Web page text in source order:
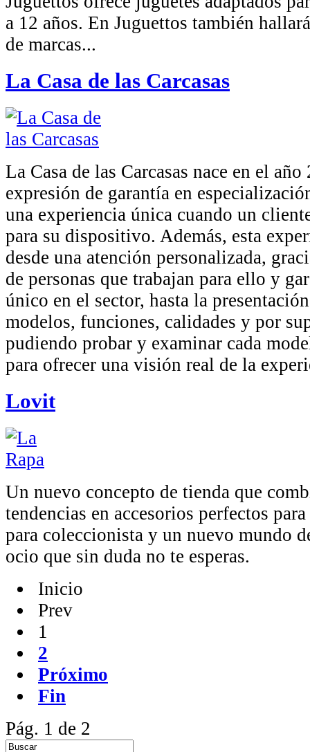
a 12 años. En Juguettos también
de marcas...
La Casa de las Carcasas
La Casa de las Carcasas nace en el
expresión de garantía en
una experiencia única cuando un
para su dispositivo. Además, esta
desde una atención personalizada,
de personas que trabajan para ello y
único en el sector, hasta la
modelos, funciones, calidades y por
pudiendo probar y examinar cada
para ofrecer una visión real de la
Lovit
Un nuevo concepto de tienda que
tendencias en accesorios perfectos
para coleccionista y un nuevo mundo
ocio que sin duda no te esperas.
Inicio
Prev
1
2
Próximo
Fin
Pág. 1 de 2